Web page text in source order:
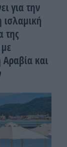
για την
της
Αραβία και